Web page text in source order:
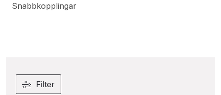
Filter
Snabbkopplingar